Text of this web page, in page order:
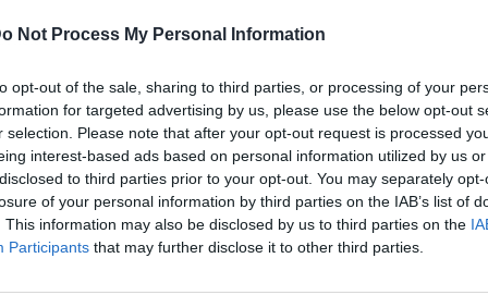
Not Process My Personal Information
opt-out of the sale, sharing to third parties, or processing of your
for targeted advertising by us, please use the below opt-out
selection. Please note that after your opt-out request is processed
interest-based ads based on personal information utilized by us
to third parties prior to your opt-out. You may separately
of your personal information by third parties on the IAB’s list of
This information may also be disclosed by us to third parties on the
Participants that may further disclose it to other third parties.